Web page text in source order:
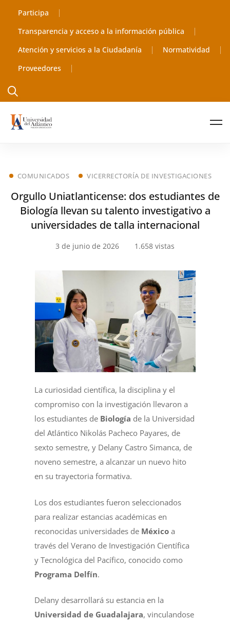
Participa
Transparencia y acceso a la información pública
Atención y servicios a la Ciudadanía
Normatividad
Proveedores
COMUNICADOS VICERRECTORÍA DE INVESTIGACIONES
Orgullo Uniatlanticense: dos estudiantes de
Biología llevan su talento investigativo a
universidades de talla internacional
3 de junio de 2026 1.658 vistas
La curiosidad científica, la disciplina y el
compromiso con la investigación llevaron a
los estudiantes de Biología de la Universidad
del Atlántico Nikolás Pacheco Payares, de
sexto semestre, y Delany Castro Simanca, de
noveno semestre, a alcanzar un nuevo hito
en su trayectoria formativa.
Los dos estudiantes fueron seleccionados
para realizar estancias académicas en
reconocidas universidades de México a
través del Verano de Investigación Científica
y Tecnológica del Pacífico, conocido como
Programa Delfín.
Delany desarrollará su estancia en la
Universidad de Guadalajara, vinculandose